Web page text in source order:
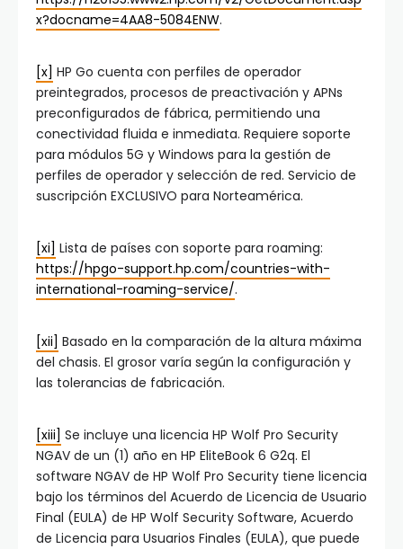
x?docname=4AA8-5084ENW.
[x] HP Go cuenta con perfiles de operador
preintegrados, procesos de preactivación y APNs
preconfigurados de fábrica, permitiendo una
conectividad fluida e inmediata. Requiere soporte
para módulos 5G y Windows para la gestión de
perfiles de operador y selección de red. Servicio de
suscripción EXCLUSIVO para Norteamérica.
[xi] Lista de países con soporte para roaming:
https://hpgo-support.hp.com/countries-with-
international-roaming-service/.
[xii] Basado en la comparación de la altura máxima
del chasis. El grosor varía según la configuración y
las tolerancias de fabricación.
[xiii] Se incluye una licencia HP Wolf Pro Security
NGAV de un (1) año en HP EliteBook 6 G2q. El
software NGAV de HP Wolf Pro Security tiene licencia
bajo los términos del Acuerdo de Licencia de Usuario
Final (EULA) de HP Wolf Security Software, Acuerdo
de Licencia para Usuarios Finales (EULA), que puede